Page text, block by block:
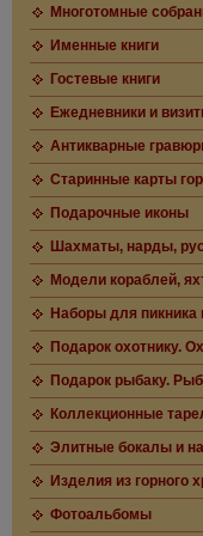
Многотомные
Именные книги
Гостевые книги
Ежедневники и
Антикварные
Старинные карты
Подарочные иконы
Шахматы, нарды,
Модели кораблей,
Наборы для пикника
Подарок охотнику.
Подарок рыбаку.
Коллекционные
Элитные бокалы и
Изделия из горного
Фотоальбомы